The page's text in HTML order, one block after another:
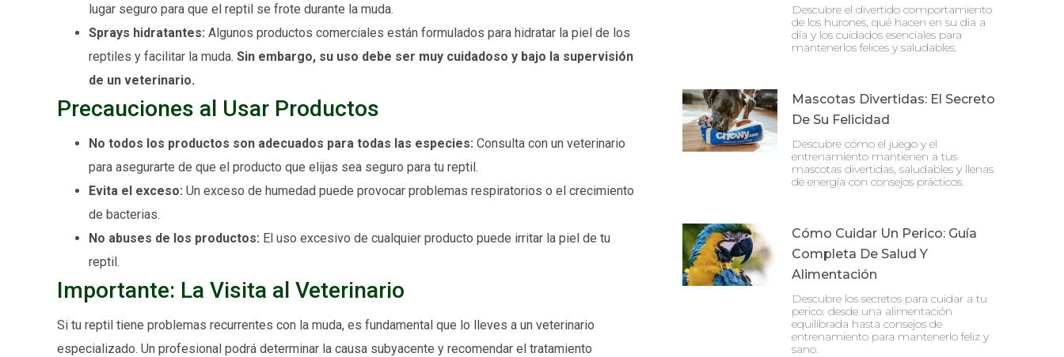
lugar seguro para que el reptil se frote durante la muda.
Sprays hidratantes: Algunos productos comerciales están formulados para hidratar la piel de los
reptiles y facilitar la muda. Sin embargo, su uso debe ser muy cuidadoso y bajo la supervisión
de un veterinario.
Precauciones al Usar Productos
No todos los productos son adecuados para todas las especies: Consulta con un veterinario
para asegurarte de que el producto que elijas sea seguro para tu reptil.
Evita el exceso: Un exceso de humedad puede provocar problemas respiratorios o el crecimiento
de bacterias.
No abuses de los productos: El uso excesivo de cualquier producto puede irritar la piel de tu
reptil.
Importante: La Visita al Veterinario
Si tu reptil tiene problemas recurrentes con la muda, es fundamental que lo lleves a un veterinario
especializado. Un profesional podrá determinar la causa subyacente y recomendar el tratamiento
Descubre el divertido comportamiento
de los hurones, qué hacen en su día a
día y los cuidados esenciales para
mantenerlos felices y saludables.
Mascotas Divertidas: El Secreto
De Su Felicidad
Descubre cómo el juego y el
entrenamiento mantienen a tus
mascotas divertidas, saludables y llenas
de energía con consejos prácticos.
Cómo Cuidar Un Perico: Guía
Completa De Salud Y
Alimentación
Descubre los secretos para cuidar a tu
perico: desde una alimentación
equilibrada hasta consejos de
entrenamiento para mantenerlo feliz y
sano.